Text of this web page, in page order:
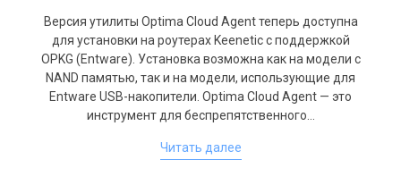
Версия утилиты Optima Cloud Agent теперь доступна
для установки на роутерах Keenetic с поддержкой
OPKG (Entware). Установка возможна как на модели с
NAND памятью, так и на модели, использующие для
Entware USB-накопители. Optima Cloud Agent — это
инструмент для беспрепятственного…
Читать далее